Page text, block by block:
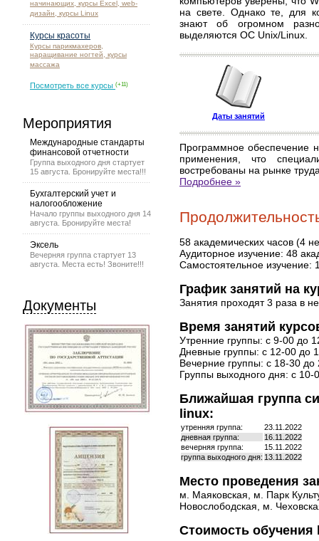
начинающих, курсы Excel, web-
дизайн, курсы Linux
Курсы красоты
Курсы парикмахеров,
наращивание ногтей, курсы
массажа
Посмотреть все курсы (+11)
Мероприятия
Международные стандарты
финансовой отчетности
Группа выходного дня стартует
15 августа. Бронируйте места!!!
Бухгалтерский учет и
налогообложение
Начало группы выходного дня 14
августа. Бронируйте места!
Эксель
Вечерняя группа стартует 13
августа. Места есть! Звоните!!!
Документы
на свете. Однако те, для
знают об огромном
выделяются ОС Unix/Linux.
Даты занятий
Программное обеспечение
применения, что
востребованы на рынке
Подробнее »
58 академических часов (4
Аудиторное изучение: 48
Самостоятельное изучение:
График занятий на
Занятия проходят 3 раза в
Время занятий
Утренние группы: с 9-00 до
Дневные группы: с 12-00 до
Вечерние группы: с 18-30 до
Группы выходного дня: с 10-
Ближайшая группа
linux:
утренняя группа:
23.11.2022
дневная группа:
16.11.2022
вечерняя группа:
15.11.2022
группа выходного дня: 13.11.2022
Место проведения
м. Маяковская, м. Парк
Новослободская, м.
Стоимость обучения